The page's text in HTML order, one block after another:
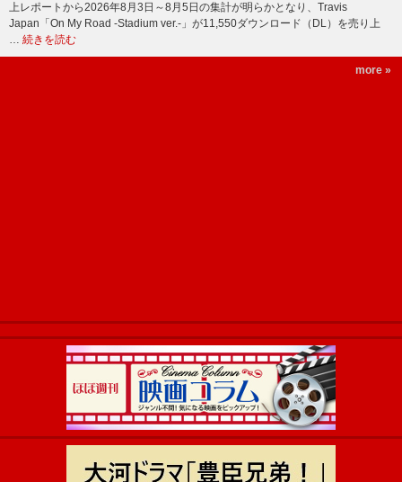
上レポートから2026年8月3日～8月5日の集計が明らかとなり、Travis
Japan「On My Road -Stadium ver.-」が11,550ダウンロード（DL）を売り上
… 続きを読む
more »